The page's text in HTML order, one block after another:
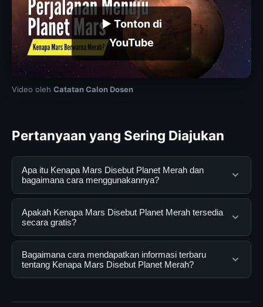
▶ Tonton di
YouTube
Video oleh Catatan Calon Dosen
Pertanyaan yang Sering Diajukan
Apa itu Kenapa Mars Disebut Planet Merah dan
bagaimana cara menggunakannya?
Kenapa Mars Disebut Planet Merah adalah layanan
digital yang dirancang untuk membantu pengguna
mendapatkan informasi lengkap dan terpercaya. Anda
dapat menggunakannya dengan mengunjungi situs
resmi dan mengikuti panduan yang tersedia.
Apakah Kenapa Mars Disebut Planet Merah tersedia
secara gratis?
Ya, Kenapa Mars Disebut Planet Merah dapat diakses
secara gratis oleh semua pengguna. Tidak ada biaya
tersembunyi atau langganan yang diperlukan untuk
Bagaimana cara mendapatkan informasi terbaru
tentang Kenapa Mars Disebut Planet Merah?